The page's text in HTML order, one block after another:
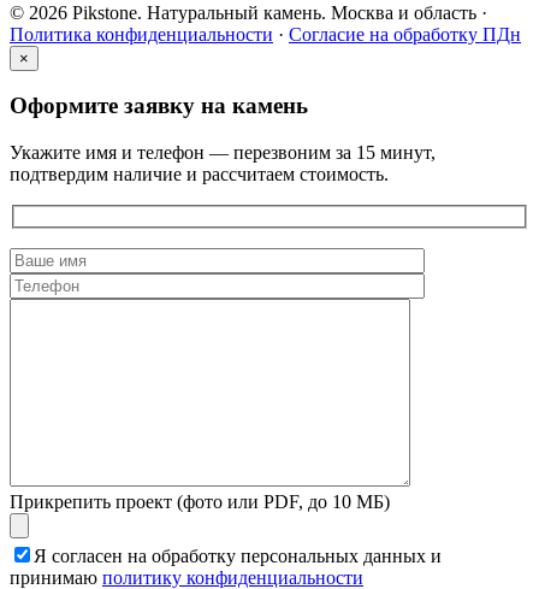
© 2026 Pikstone. Натуральный камень. Москва и область ·
Политика конфиденциальности · Согласие на обработку ПДн
×
Оформите заявку на камень
Укажите имя и телефон — перезвоним за 15 минут,
подтвердим наличие и рассчитаем стоимость.
Прикрепить проект (фото или PDF, до 10 МБ)
Я согласен на обработку персональных данных и
принимаю политику конфиденциальности